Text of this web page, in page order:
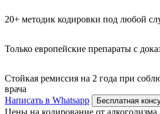
20+ методик кодировки под любой
Только европейские препараты с
Стойкая ремиссия на 2 года при
врача
Написать в Whatsapp
Бесплатная
Цены на кодирование от алкоголизма